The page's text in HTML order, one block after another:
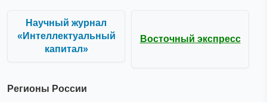
Научный журнал
«Интеллектуальный
капитал»
Восточный экспресс
Регионы России